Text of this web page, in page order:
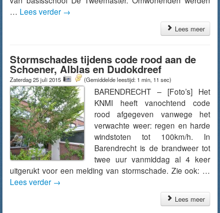
… Lees verder →
Lees meer
Stormschades tijdens code rood aan de
Schoener, Alblas en Dudokdreef
Zaterdag 25 juli 2015 (Gemiddelde leestijd: 1 min, 11 sec)
BARENDRECHT – [Foto’s] Het
KNMI heeft vanochtend code
rood afgegeven vanwege het
verwachte weer: regen en harde
windstoten tot 100km/h. In
Barendrecht is de brandweer tot
twee uur vanmiddag al 4 keer
uitgerukt voor een melding van stormschade. Zie ook: …
Lees verder →
Lees meer